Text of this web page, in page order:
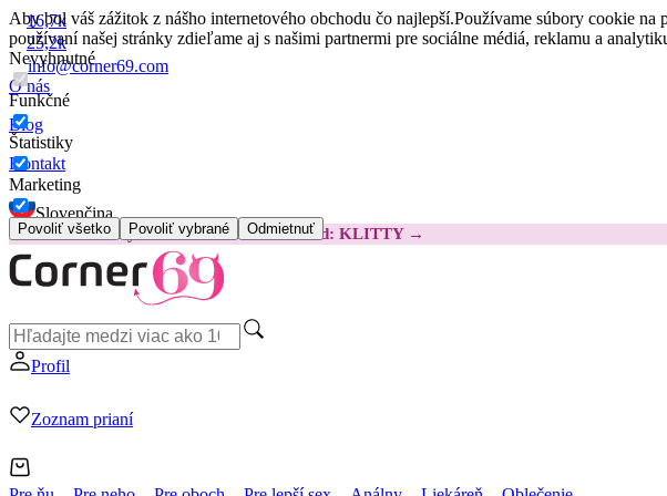
Aby bol váš zážitok z nášho internetového obchodu čo najlepší.Používame súbory cookie na
používaní našej stránky zdieľame aj s našimi partnermi pre sociálne médiá, reklamu a
Nevyhnutné
Funkčné
Štatistiky
Marketing
Povoliť všetko Povoliť vybrané Odmietnuť
16,7k
25,2k
info@corner69.com
O nás
Blog
Kontakt
Slovenčina
😽Svakom Klitty: O 15 € LACNEJŠIEKód: KLITTY →
Profil
Zoznam prianí